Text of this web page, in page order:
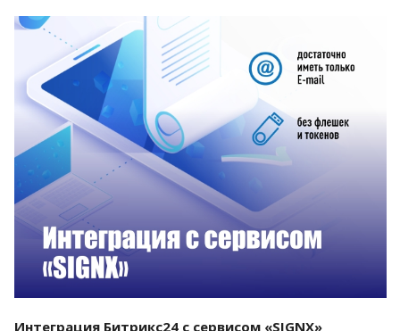
Смотреть проект
Интеграция Битрикс24 с сервисом «SIGNX»